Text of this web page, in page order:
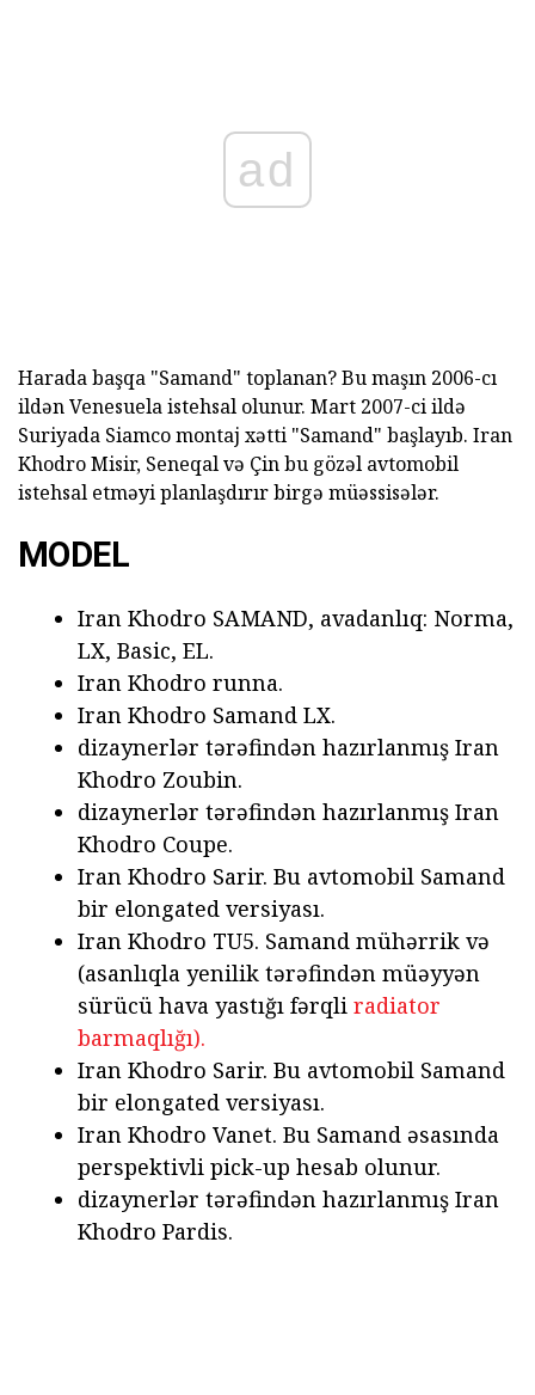
ad
Harada başqa "Samand" toplanan? Bu maşın 2006-cı
ildən Venesuela istehsal olunur. Mart 2007-ci ildə
Suriyada Siamco montaj xətti "Samand" başlayıb. Iran
Khodro Misir, Seneqal və Çin bu gözəl avtomobil
istehsal etməyi planlaşdırır birgə müəssisələr.
MODEL
Iran Khodro SAMAND, avadanlıq: Norma,
LX, Basic, EL.
Iran Khodro runna.
Iran Khodro Samand LX.
dizaynerlər tərəfindən hazırlanmış Iran
Khodro Zoubin.
dizaynerlər tərəfindən hazırlanmış Iran
Khodro Coupe.
Iran Khodro Sarir. Bu avtomobil Samand
bir elongated versiyası.
Iran Khodro TU5. Samand mühərrik və
(asanlıqla yenilik tərəfindən müəyyən
sürücü hava yastığı fərqli radiator
barmaqlığı).
Iran Khodro Sarir. Bu avtomobil Samand
bir elongated versiyası.
Iran Khodro Vanet. Bu Samand əsasında
perspektivli pick-up hesab olunur.
dizaynerlər tərəfindən hazırlanmış Iran
Khodro Pardis.